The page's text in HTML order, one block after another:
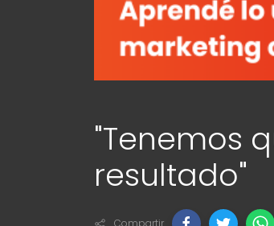
"Tenemos
resultado"
Compartir